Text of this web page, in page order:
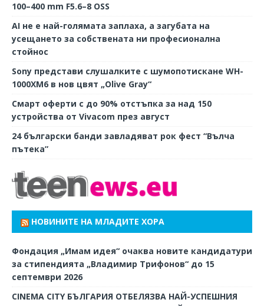
100–400 mm F5.6–8 OSS
AI не е най-голямата заплаха, а загубата на
усещането за собствената ни професионална
стойнос
Sony представи слушалките с шумопотискане WH-
1000XM6 в нов цвят „Olive Gray“
Смарт оферти с до 90% отстъпка за над 150
устройства от Vivacom през август
24 български банди завладяват рок фест “Вълча
пътека”
НОВИНИТЕ НА МЛАДИТЕ ХОРА
Фондация „Имам идея“ очаква новите кандидатури
за стипендията „Владимир Трифонов“ до 15
септември 2026
CINEMA CITY БЪЛГАРИЯ ОТБЕЛЯЗВА НАЙ-УСПЕШНИЯ